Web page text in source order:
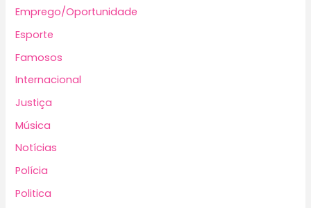
Emprego/Oportunidade
Esporte
Famosos
Internacional
Justiça
Música
Notícias
Polícia
Politica